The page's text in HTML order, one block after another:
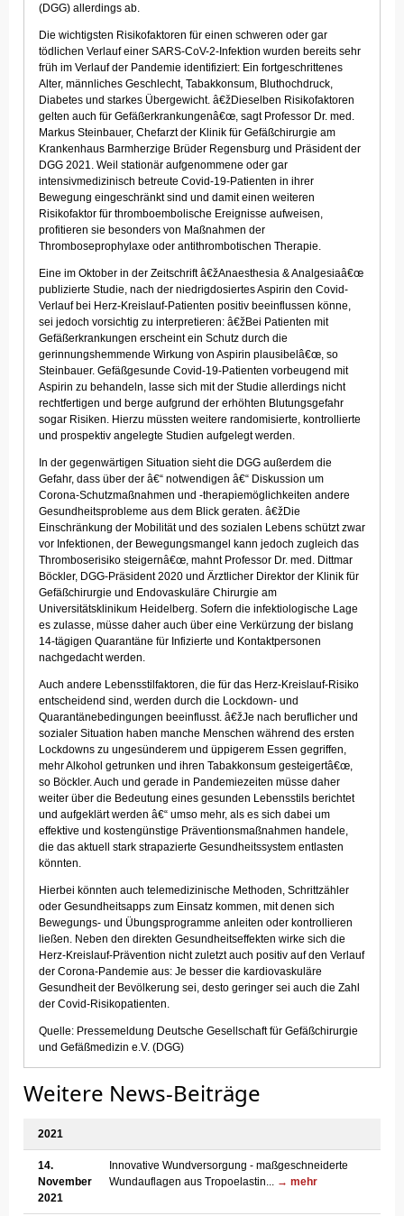
(DGG) allerdings ab.
Die wichtigsten Risikofaktoren für einen schweren oder gar
tödlichen Verlauf einer SARS-CoV-2-Infektion wurden bereits sehr
früh im Verlauf der Pandemie identifiziert: Ein fortgeschrittenes
Alter, männliches Geschlecht, Tabakkonsum, Bluthochdruck,
Diabetes und starkes Übergewicht. â€žDieselben Risikofaktoren
gelten auch für Gefäßerkrankungenâ€œ, sagt Professor Dr. med.
Markus Steinbauer, Chefarzt der Klinik für Gefäßchirurgie am
Krankenhaus Barmherzige Brüder Regensburg und Präsident der
DGG 2021. Weil stationär aufgenommene oder gar
intensivmedizinisch betreute Covid-19-Patienten in ihrer
Bewegung eingeschränkt sind und damit einen weiteren
Risikofaktor für thromboembolische Ereignisse aufweisen,
profitieren sie besonders von Maßnahmen der
Thromboseprophylaxe oder antithrombotischen Therapie.
Eine im Oktober in der Zeitschrift â€žAnaesthesia & Analgesiaâ€œ
publizierte Studie, nach der niedrigdosiertes Aspirin den Covid-
Verlauf bei Herz-Kreislauf-Patienten positiv beeinflussen könne,
sei jedoch vorsichtig zu interpretieren: â€žBei Patienten mit
Gefäßerkrankungen erscheint ein Schutz durch die
gerinnungshemmende Wirkung von Aspirin plausibelâ€œ, so
Steinbauer. Gefäßgesunde Covid-19-Patienten vorbeugend mit
Aspirin zu behandeln, lasse sich mit der Studie allerdings nicht
rechtfertigen und berge aufgrund der erhöhten Blutungsgefahr
sogar Risiken. Hierzu müssten weitere randomisierte, kontrollierte
und prospektiv angelegte Studien aufgelegt werden.
In der gegenwärtigen Situation sieht die DGG außerdem die
Gefahr, dass über der â€“ notwendigen â€“ Diskussion um
Corona-Schutzmaßnahmen und -therapiemöglichkeiten andere
Gesundheitsprobleme aus dem Blick geraten. â€žDie
Einschränkung der Mobilität und des sozialen Lebens schützt zwar
vor Infektionen, der Bewegungsmangel kann jedoch zugleich das
Thromboserisiko steigernâ€œ, mahnt Professor Dr. med. Dittmar
Böckler, DGG-Präsident 2020 und Ärztlicher Direktor der Klinik für
Gefäßchirurgie und Endovaskuläre Chirurgie am
Universitätsklinikum Heidelberg. Sofern die infektiologische Lage
es zulasse, müsse daher auch über eine Verkürzung der bislang
14-tägigen Quarantäne für Infizierte und Kontaktpersonen
nachgedacht werden.
Auch andere Lebensstilfaktoren, die für das Herz-Kreislauf-Risiko
entscheidend sind, werden durch die Lockdown- und
Quarantänebedingungen beeinflusst. â€žJe nach beruflicher und
sozialer Situation haben manche Menschen während des ersten
Lockdowns zu ungesünderem und üppigerem Essen gegriffen,
mehr Alkohol getrunken und ihren Tabakkonsum gesteigertâ€œ,
so Böckler. Auch und gerade in Pandemiezeiten müsse daher
weiter über die Bedeutung eines gesunden Lebensstils berichtet
und aufgeklärt werden â€“ umso mehr, als es sich dabei um
effektive und kostengünstige Präventionsmaßnahmen handele,
die das aktuell stark strapazierte Gesundheitssystem entlasten
könnten.
Hierbei könnten auch telemedizinische Methoden, Schrittzähler
oder Gesundheitsapps zum Einsatz kommen, mit denen sich
Bewegungs- und Übungsprogramme anleiten oder kontrollieren
ließen. Neben den direkten Gesundheitseffekten wirke sich die
Herz-Kreislauf-Prävention nicht zuletzt auch positiv auf den Verlauf
der Corona-Pandemie aus: Je besser die kardiovaskuläre
Gesundheit der Bevölkerung sei, desto geringer sei auch die Zahl
der Covid-Risikopatienten.
Quelle: Pressemeldung Deutsche Gesellschaft für Gefäßchirurgie
und Gefäßmedizin e.V. (DGG)
Weitere News-Beiträge
2021
14.
November
2021
Innovative Wundversorgung - maßgeschneiderte
Wundauflagen aus Tropoelastin...
→ mehr